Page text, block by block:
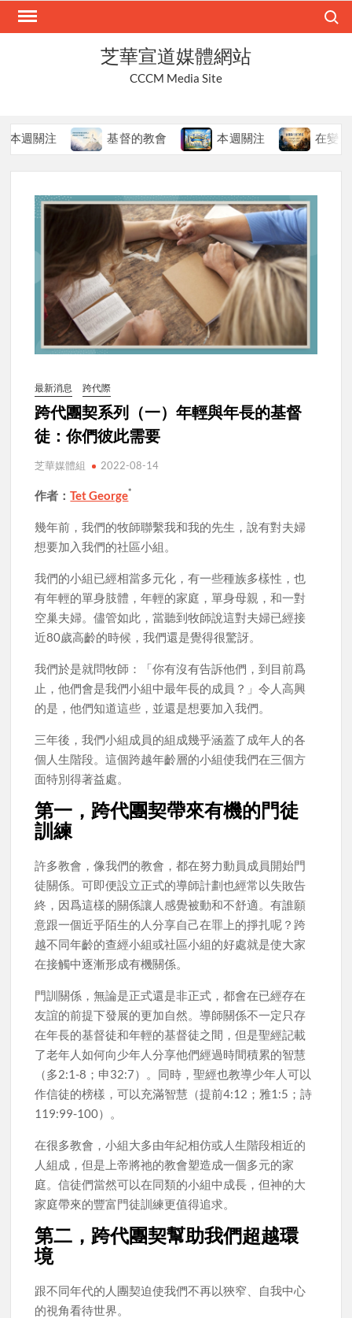
Skip
芝華宣道媒體網站
CCCM Media Site
注 基督的教會 本週關注 在變局中持
最新消息 跨代際
跨代團契系列（一）年輕與年長的基督
徒：你們彼此需要
芝華媒體組 2022-08-14
作者：Tet George*
幾年前，我們的牧師聯繫我和我的先生，說有對夫婦
想要加入我們的社區小組。
我們的小組已經相當多元化，有一些種族多樣性，也
有年輕的單身肢體，年輕的家庭，單身母親，和一對
空巢夫婦。儘管如此，當聽到牧師說這對夫婦已經接
近80歲高齡的時候，我們還是覺得很驚訝。
我們於是就問牧師：「你有沒有告訴他們，到目前爲
止，他們會是我們小組中最年長的成員？」令人高興
的是，他們知道這些，並還是想要加入我們。
三年後，我們小組成員的組成幾乎涵蓋了成年人的各
個人生階段。這個跨越年齡層的小組使我們在三個方
面特別得著益處。
第一，跨代團契帶來有機的門徒
訓練
許多教會，像我們的教會，都在努力動員成員開始門
徒關係。可即便設立正式的導師計劃也經常以失敗告
終，因爲這樣的關係讓人感覺被動和不舒適。有誰願
意跟一個近乎陌生的人分享自己在罪上的掙扎呢？跨
越不同年齡的查經小組或社區小組的好處就是使大家
在接觸中逐漸形成有機關係。
門訓關係，無論是正式還是非正式，都會在已經存在
友誼的前提下發展的更加自然。導師關係不一定只存
在年長的基督徒和年輕的基督徒之間，但是聖經記載
了老年人如何向少年人分享他們經過時間積累的智慧
（多2:1-8；申32:7）。同時，聖經也教導少年人可以
作信徒的榜樣，可以充滿智慧（提前4:12；雅1:5；詩
119:99-100）。
在很多教會，小組大多由年紀相仿或人生階段相近的
人組成，但是上帝將祂的教會塑造成一個多元的家
庭。信徒們當然可以在同類的小組中成長，但神的大
家庭帶來的豐富門徒訓練更值得追求。
第二，跨代團契幫助我們超越環
境
跟不同年代的人團契迫使我們不再以狹窄、自我中心
的視角看待世界。